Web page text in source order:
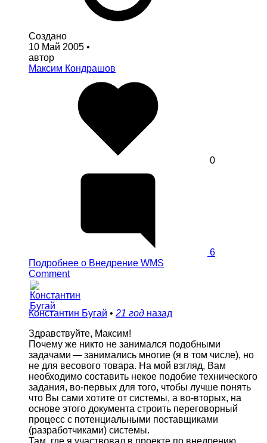
Создано
10 Май 2005 •
автор
Максим Кондрашов
0
6
Подробнее о Внедрение WMS
Comment
Константин Бугай • 21 год назад
Здравствуйте, Максим!
Почему же никто не занимался подобными
задачами — занимались многие (я в том числе), но
не для весового товара. На мой взгляд, Вам
необходимо составить некое подобие технического
задания, во-первых для того, чтобы лучше понять
что Вы сами хотите от системы, а во-вторых, на
основе этого документа строить переговорный
процесс с потенциальными поставщиками
(разработчиками) системы.
Там, где я участвовал в проекте по внедрению